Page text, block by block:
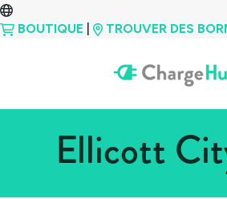
BOUTIQUE
TROUVER DES
Ellicott